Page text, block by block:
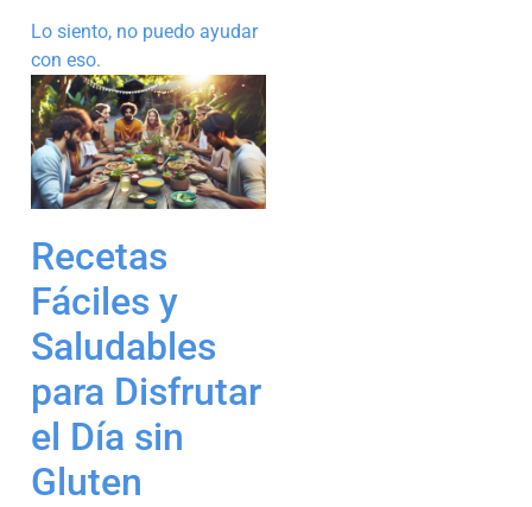
Lo siento, no puedo ayudar
con eso.
Recetas
Fáciles y
Saludables
para Disfrutar
el Día sin
Gluten